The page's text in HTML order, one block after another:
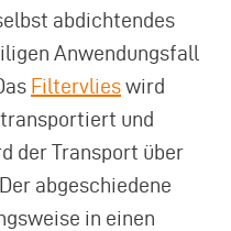
abdichtendes
Anwendungsfall
Filtervlieswird
und
der Transport über
abgeschiedene
in einen